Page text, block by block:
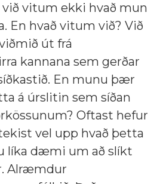
vitum ekki hvað mun
En hvað vitum við? Við
út frá
kannana sem gerðar
En munu þær
á úrslitin sem síðan
Oftast hefur
vel upp hvað þetta
líka dæmi um að slíkt
Alræmdur